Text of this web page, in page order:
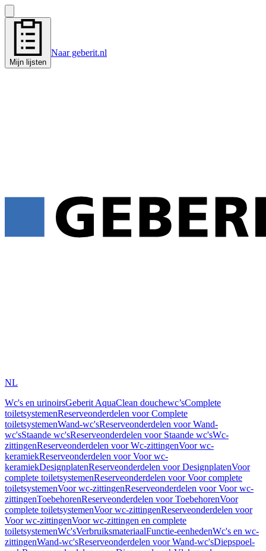
Mijn lijsten
Naar geberit.nl
NL
Wc's en urinoirsGeberit AquaClean douchewc’sComplete
toiletsystemenReserveonderdelen voor Complete
toiletsystemenWand-wc'sReserveonderdelen voor Wand-
wc'sStaande wc'sReserveonderdelen voor Staande wc'sWc-
zittingenReserveonderdelen voor Wc-zittingenVoor wc-
keramiekReserveonderdelen voor Voor wc-
keramiekDesignplatenReserveonderdelen voor DesignplatenVoor
complete toiletsystemenReserveonderdelen voor Voor complete
toiletsystemenVoor wc-zittingenReserveonderdelen voor Voor wc-
zittingenToebehorenReserveonderdelen voor ToebehorenVoor
complete toiletsystemenVoor wc-zittingenReserveonderdelen voor
Voor wc-zittingenVoor wc-zittingen en complete
toiletsystemenWc'sVerbruiksmateriaalFunctie-eenhedenWc's en wc-
zittingenWand-wc'sReserveonderdelen voor Wand-wc'sDiepspoel-